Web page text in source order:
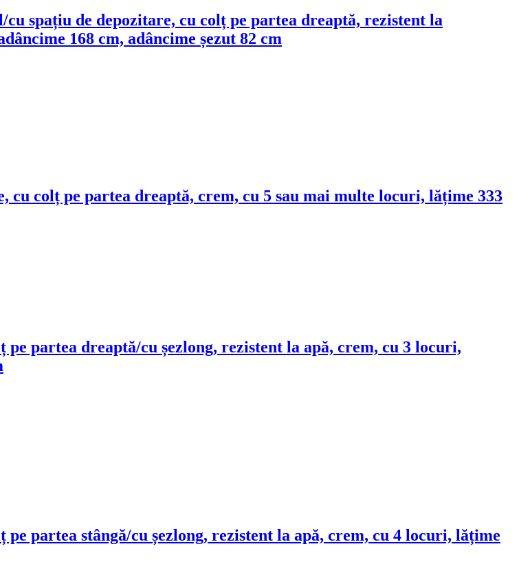
spațiu de depozitare, cu colț pe partea dreaptă, rezistent la
168 cm, adâncime șezut 82 cm
cu colț pe partea dreaptă, crem, cu 5 sau mai multe locuri, lățime 333
partea dreaptă/cu șezlong, rezistent la apă, crem, cu 3 locuri,
partea stângă/cu șezlong, rezistent la apă, crem, cu 4 locuri, lățime